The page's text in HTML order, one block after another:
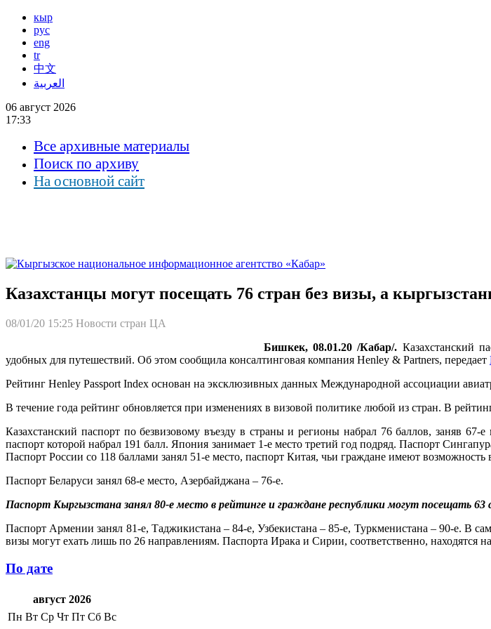
кыр
рус
eng
tr
中文
العربية
06 август 2026
17:33
Все архивные материалы
Поиск по архиву
На основной сайт
Казахстанцы могут посещать 76 стран без визы, а
08/01/20 15:25 Новости стран ЦА
Бишкек, 08.01.20 /Кабар/. Казахстанский
удобных для путешествий. Об этом сообщила консалтинговая компания Henley & Partners, передает
Рейтинг Henley Passport Index основан на эксклюзивных данных Международной ассоциации
В течение года рейтинг обновляется при изменениях в визовой политике любой из стран. В
Казахстанский паспорт по безвизовому въезду в страны и регионы набрал 76 баллов, заняв
паспорт которой набрал 191 балл. Япония занимает 1-е место третий год подряд. Паспорт
Паспорт России со 118 баллами занял 51-е место, паспорт Китая, чьи граждане имеют возможность
Паспорт Беларуси занял 68-е место, Азербайджана – 76-е.
Паспорт Кыргызстана занял 80-е место в рейтинге и граждане республики могут посещать
Паспорт Армении занял 81-е, Таджикистана – 84-е, Узбекистана – 85-е, Туркменистана – 90-е. В
визы могут ехать лишь по 26 направлениям. Паспорта Ирака и Сирии, соответственно, находятся
По дате
август 2026
Пн Вт Ср Чт Пт Сб Вс